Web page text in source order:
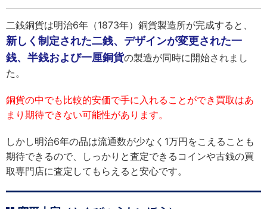
二銭銅貨は明治6年（1873年）銅貨製造所が完成すると、
新しく制定された二銭、デザインが変更された一
銭、半銭および一厘銅貨の製造が同時に開始されまし
た。
銅貨の中でも比較的安価で手に入れることができ買取はあ
まり期待できない可能性があります。
しかし明治6年の品は流通数が少なく1万円をこえることも
期待できるので、しっかりと査定できるコインや古銭の買
取専門店に査定してもらえると安心です。